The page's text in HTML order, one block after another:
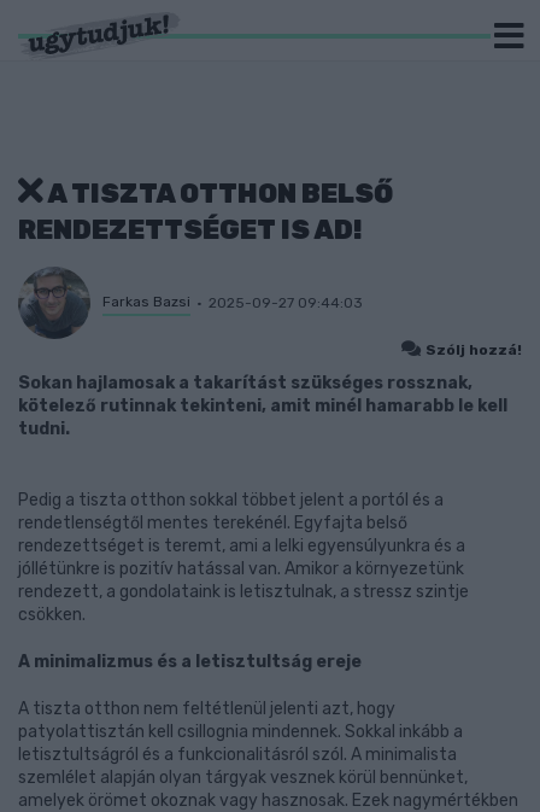
A TISZTA OTTHON BELSŐ
RENDEZETTSÉGET IS AD!
Farkas Bazsi 2025-09-27 09:44:03
Szólj hozzá!
Sokan hajlamosak a takarítást szükséges rossznak,
kötelező rutinnak tekinteni, amit minél hamarabb le kell
tudni.
Pedig a tiszta otthon sokkal többet jelent a portól és a
rendetlenségtől mentes terekénél. Egyfajta belső
rendezettséget is teremt, ami a lelki egyensúlyunkra és a
jóllétünkre is pozitív hatással van. Amikor a környezetünk
rendezett, a gondolataink is letisztulnak, a stressz szintje
csökken.
A minimalizmus és a letisztultság ereje
A tiszta otthon nem feltétlenül jelenti azt, hogy
patyolattisztán kell csillognia mindennek. Sokkal inkább a
letisztultságról és a funkcionalitásról szól. A minimalista
szemlélet alapján olyan tárgyak vesznek körül bennünket,
amelyek örömet okoznak vagy hasznosak. Ezek nagymértékben